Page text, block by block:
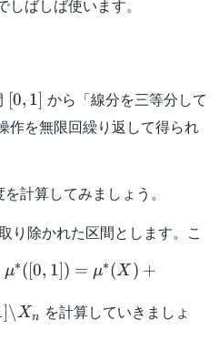
ばしば使います。
[0,1]
[0, 1] から「線分を三等分して
作を無限回繰り返して得られ
計算してみましょう。
り除かれた区間とします。こ
([0,1]) =
(X) +
μ∗([0, 1]) = μ∗(X ) +
]\ Xn
を計算していきましょ